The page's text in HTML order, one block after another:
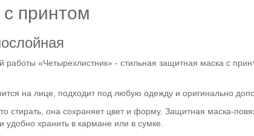
принтом
работы «Четырехлистник» - стильная защитная маска с
на лице, подходит под любую одежду и оригинально
стирать, она сохраняет цвет и форму. Защитная маска-
удобно хранить в кармане или в сумке.